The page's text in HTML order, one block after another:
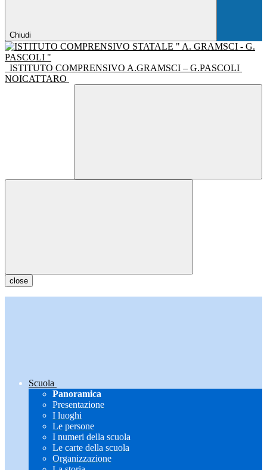
Chiudi
ISTITUTO COMPRENSIVO A.GRAMSCI – G.PASCOLI
NOICATTARO
close
Scuola
Panoramica
Presentazione
I luoghi
Le persone
I numeri della scuola
Le carte della scuola
Organizzazione